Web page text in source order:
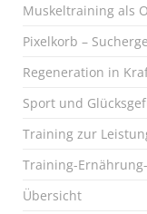
Muskeltraining als
Pixelkorb –
Regeneration in
Sport und
Training zur
Training-
Übersicht